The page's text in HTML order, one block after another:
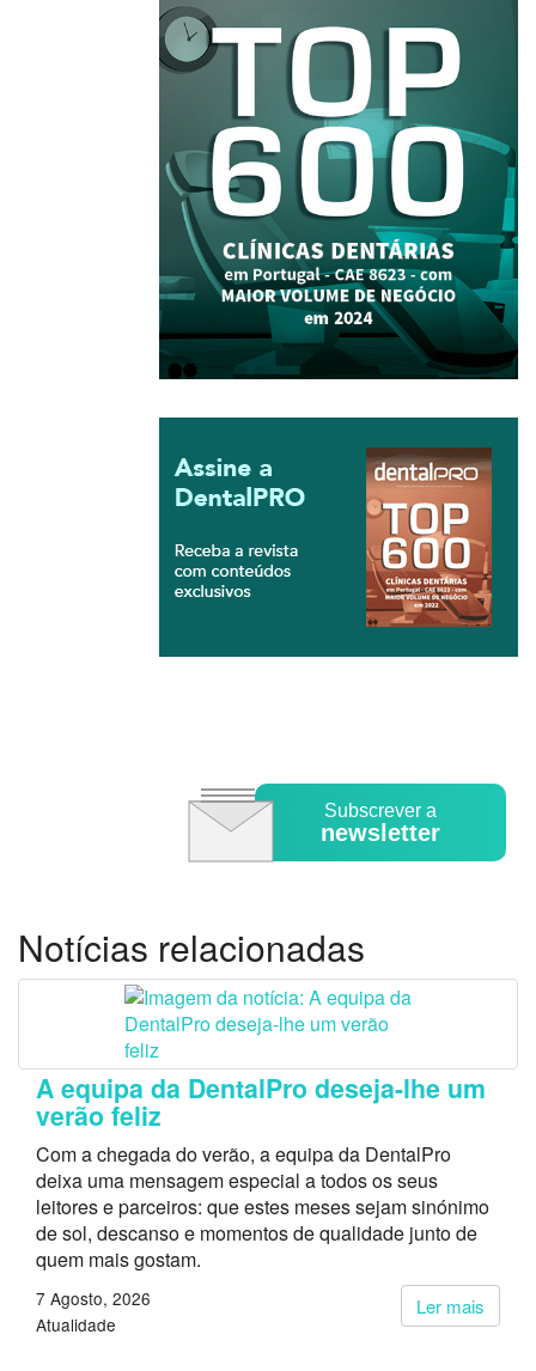
Subscrever a
newsletter
Notícias relacionadas
A equipa da DentalPro deseja-lhe um
verão feliz
Com a chegada do verão, a equipa da DentalPro
deixa uma mensagem especial a todos os seus
leitores e parceiros: que estes meses sejam sinónimo
de sol, descanso e momentos de qualidade junto de
quem mais gostam.
Ler mais
7 Agosto, 2026
Atualidade